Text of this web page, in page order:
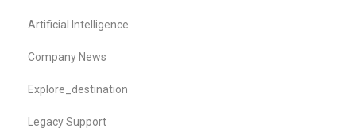
Artificial Intelligence
Company News
Explore_destination
Legacy Support